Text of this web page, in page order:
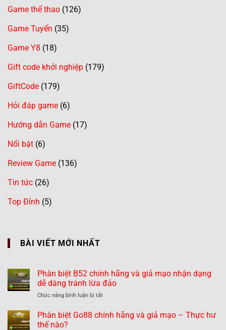
Game thể thao (126)
Game Tuyển (35)
Game Y8 (18)
Gift code khởi nghiệp (179)
GiftCode (179)
Hỏi đáp game (6)
Hướng dẫn Game (17)
Nổi bật (6)
Review Game (136)
Tin tức (26)
Top Đỉnh (5)
BÀI VIẾT MỚI NHẤT
Phân biệt B52 chính hãng và giả mạo nhận dạng
dễ dàng tránh lừa đảo
Chức năng bình luận bị tắt
biệt
Phân biệt Go88 chính hãng và giả mạo – Thực hư
thế nào?